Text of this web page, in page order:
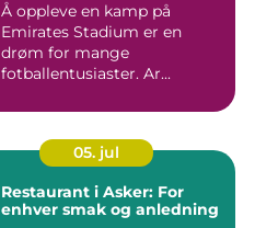
Å oppleve en kamp på
Emirates Stadium er en
drøm for mange
fotballentusiaster. Ar...
05. jul
Restaurant i Asker: For
enhver smak og anledning